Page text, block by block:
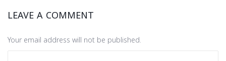
LEAVE A COMMENT
Your email address will not be published.